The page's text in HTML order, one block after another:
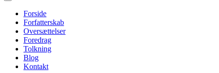
Primær
navigation
Forside
Forfatterskab
Oversættelser
Foredrag
Tolkning
Blog
Kontakt